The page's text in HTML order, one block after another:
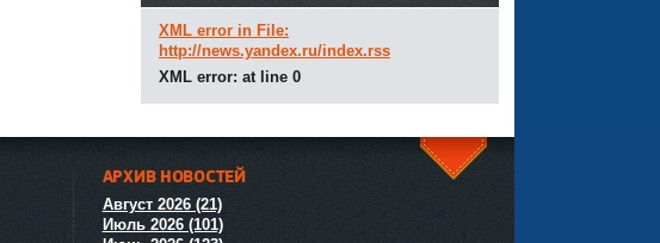
XML error in File:
http://news.yandex.ru/index.rss
XML error: at line 0
АРХИВ НОВОСТЕЙ
Август 2026 (21)
Июль 2026 (101)